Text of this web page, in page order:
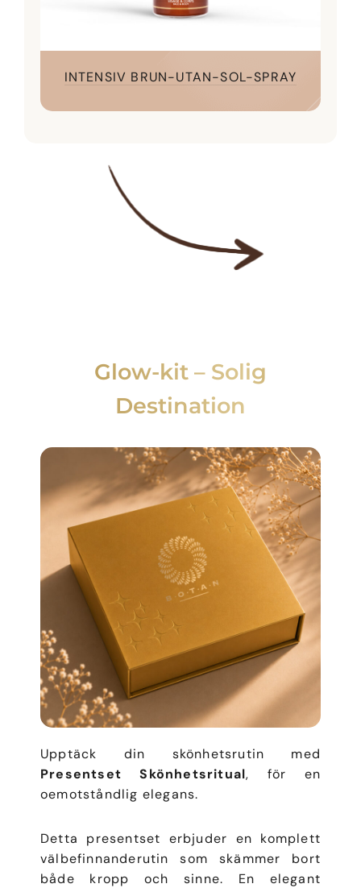
INTENSIV BRUN-UTAN-SOL-SPRAY
Glow-kit – Solig
Destination
Upptäck din skönhetsrutin med
Presentset Skönhetsritual, för en
oemotståndlig elegans.
Detta presentset erbjuder en komplett
välbefinnanderutin som skämmer bort
både kropp och sinne. En elegant